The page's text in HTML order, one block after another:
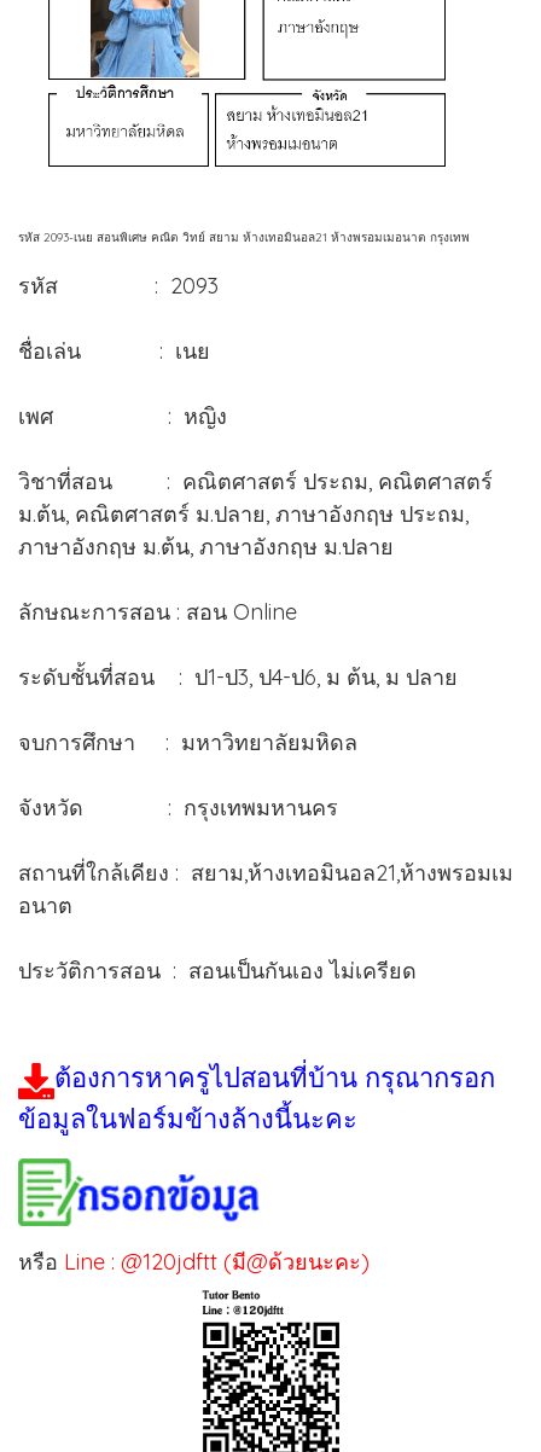
รหัส 2093-เนย สอนพิเศษ คณิต วิทย์ สยาม ห้างเทอมินอล21 ห้างพรอมเมอนาต กรุงเทพ
รหัส : 2093
ชื่อเล่น : เนย
เพศ : หญิง
วิชาที่สอน : คณิตศาสตร์ ประถม, คณิตศาสตร์
ม.ต้น, คณิตศาสตร์ ม.ปลาย, ภาษาอังกฤษ ประถม,
ภาษาอังกฤษ ม.ต้น, ภาษาอังกฤษ ม.ปลาย
ลักษณะการสอน : สอน Online
ระดับชั้นที่สอน : ป1-ป3, ป4-ป6, ม ต้น, ม ปลาย
จบการศึกษา : มหาวิทยาลัยมหิดล
จังหวัด : กรุงเทพมหานคร
สถานที่ใกล้เคียง : สยาม,ห้างเทอมินอล21,ห้างพรอมเม
อนาต
ประวัติการสอน : สอนเป็นกันเอง ไม่เครียด
ต้องการหาครูไปสอนที่บ้าน กรุณากรอก
ข้อมูลในฟอร์มข้างล้างนี้นะคะ
หรือ Line : @120jdftt (มี@ด้วยนะคะ)